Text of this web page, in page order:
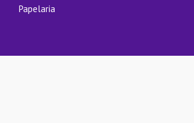
Papelaria